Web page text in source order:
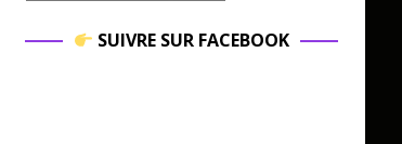
SUIVRE SUR FACEBOOK